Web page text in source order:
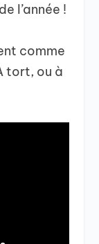
l’année !
comme
tort, ou à